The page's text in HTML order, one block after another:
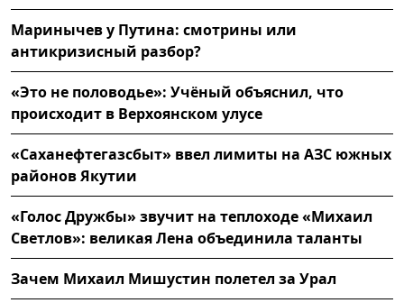
Маринычев у Путина: смотрины или
антикризисный разбор?
«Это не половодье»: Учёный объяснил, что
происходит в Верхоянском улусе
«Саханефтегазсбыт» ввел лимиты на АЗС южных
районов Якутии
«Голос Дружбы» звучит на теплоходе «Михаил
Светлов»: великая Лена объединила таланты
Зачем Михаил Мишустин полетел за Урал